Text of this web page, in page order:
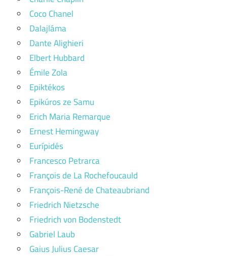
Coco Chanel
Dalajláma
Dante Alighieri
Elbert Hubbard
Émile Zola
Epiktékos
Epikúros ze Samu
Erich Maria Remarque
Ernest Hemingway
Eurípidés
Francesco Petrarca
François de La Rochefoucauld
François-René de Chateaubriand
Friedrich Nietzsche
Friedrich von Bodenstedt
Gabriel Laub
Gaius Julius Caesar